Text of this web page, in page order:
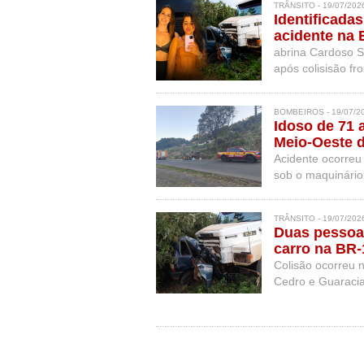
TRÂNSITO - 19/07/
acidente na
abrina Cardoso
após colisisão
BOMBEIROS - 19/07/
Idoso de 71
Meio-Oeste
Acidente
sob o
TRÂNSITO - 19/07/
Duas
carro na
Colisão ocorreu
Cedro e